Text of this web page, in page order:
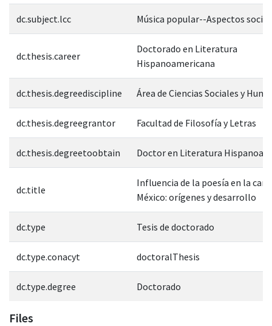
dc.subject.lcc Música popular--Aspectos
dc.thesis.career
Doctorado en Literatura
Hispanoamericana
dc.thesis.degreediscipline Área de Ciencias Sociales y
dc.thesis.degreegrantor Facultad de Filosofía y Letras
dc.thesis.degreetoobtain Doctor en Literatura
dc.title
Influencia de la poesía en la
México: orígenes y desarrollo
dc.type Tesis de doctorado
dc.type.conacyt doctoralThesis
dc.type.degree Doctorado
Files